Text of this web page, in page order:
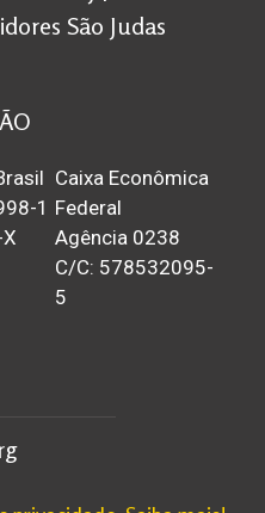
São Judas
1
Caixa Econômica
Federal
Agência 0238
C/C: 578532095-
5